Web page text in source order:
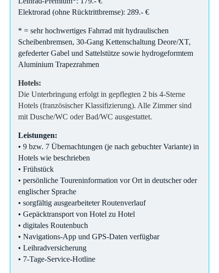
Elektrorad (ohne Rücktrittbremse): 289.- €
* = sehr hochwertiges Fahrrad mit hydraulischen
Scheibenbremsen, 30-Gang Kettenschaltung Deore/XT,
gefederter Gabel und Sattelstütze sowie hydrogeformtem
Aluminium Trapezrahmen
Hotels:
Die Unterbringung erfolgt in gepflegten 2 bis 4-Sterne
Hotels (französischer Klassifizierung). Alle Zimmer sind
mit Dusche/WC oder Bad/WC ausgestattet.
Leistungen:
• 9 bzw. 7 Übernachtungen (je nach gebuchter Variante) in
Hotels wie beschrieben
• Frühstück
• persönliche Toureninformation vor Ort in deutscher oder
englischer Sprache
• sorgfältig ausgearbeiteter Routenverlauf
• Gepäcktransport von Hotel zu Hotel
• digitales Routenbuch
• Navigations-App und GPS-Daten verfügbar
• Leihradversicherung
• 7-Tage-Service-Hotline